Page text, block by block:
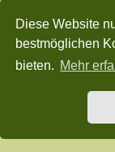
Diese Website
bestmöglichen
bieten. Mehr
Style: Green-Style-